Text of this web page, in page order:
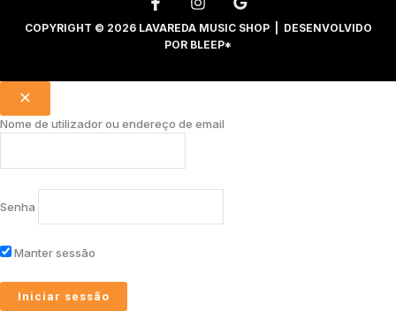
COPYRIGHT © 2026 LAVAREDA MUSIC SHOP | DESENVOLVIDO
POR BLEEP*
Nome de utilizador ou endereço de email
Senha
Manter sessão